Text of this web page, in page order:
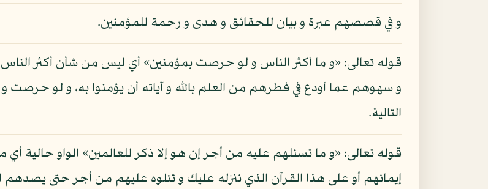
و في قصصهم عبرة و بيان للحقائق و هدى و رحمة للمؤمنين.
قوله تعالى: «و ما أكثر الناس و لو حرصت بمؤمنين» أي ليس من شأن أكثر الناس
و سهوهم عما أودع في فطرهم من العلم بالله و آياته أن يؤمنوا به، و لو حرصت و
التالية.
قوله تعالى: «و ما تسئلهم عليه من أجر إن هو إلا ذكر للعالمين» الواو حالية
إيمانهم أو على هذا القرآن الذي ننزله عليك و تتلوه عليهم من أجر حتى يصدهم